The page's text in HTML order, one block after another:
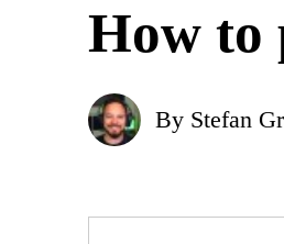
How to
Posted
By Stefan